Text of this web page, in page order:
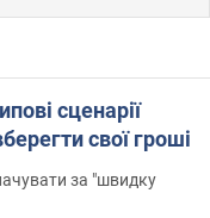
сценарії
свої гроші
за "швидку